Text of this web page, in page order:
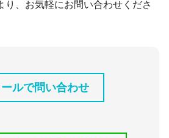
り、お気軽にお問い合わせくださ
ールで問い合わせ